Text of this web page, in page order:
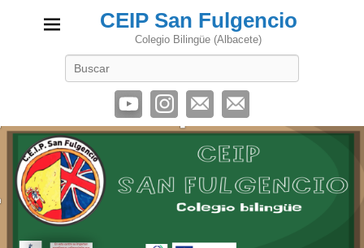
CEIP San Fulgencio
Colegio Bilingüe (Albacete)